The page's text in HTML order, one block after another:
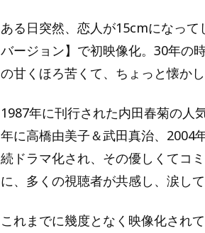
ある日突然、恋人が15cmになっ
バージョン】で初映像化。30年の
の甘くほろ苦くて、ちょっと懐か
1987年に刊行された内田春菊の人
年に高橋由美子＆武田真治、2004
続ドラマ化され、その優しくてコ
に、多くの視聴者が共感し、涙して
これまでに幾度となく映像化され